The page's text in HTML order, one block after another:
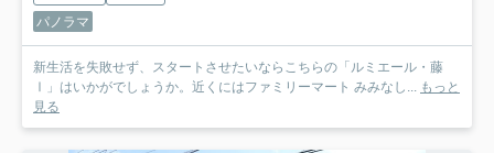
パノラマ
新生活を失敗せず、スタートさせたいならこちらの「ルミエール・藤
Ⅰ」はいかがでしょうか。近くにはファミリーマート みみなし...
もっと
見る